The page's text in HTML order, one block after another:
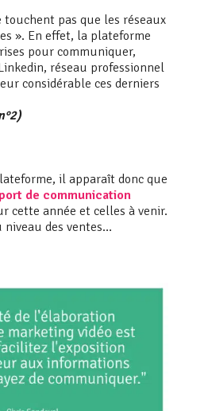
touchent pas que les réseaux
». En effet, la plateforme
pour communiquer,
réseau professionnel
considérable ces derniers
il apparaît donc que
de communication
cette année et celles à venir.
niveau des ventes…